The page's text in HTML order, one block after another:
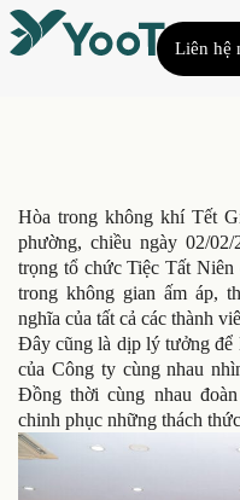
Liên hệ
Hòa trong không khí Tết
phường, chiều ngày 02/
trọng tổ chức Tiệc Tất
trong không gian ấm áp,
nghĩa của tất cả các thành
Đây cũng là dịp lý tưởng để
của Công ty cùng nhau
Đồng thời cùng nhau
chinh phục những thách